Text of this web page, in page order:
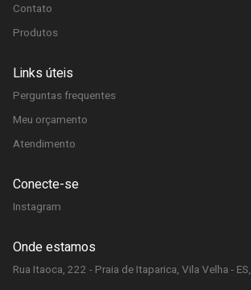
Contato
Produtos
Links úteis
Perguntas frequentes
Meu orçamento
Atendimento
Conecte-se
Instagram
Onde estamos
Rua Itaoca, 222 - Praia de Itaparica, Vila Velha -